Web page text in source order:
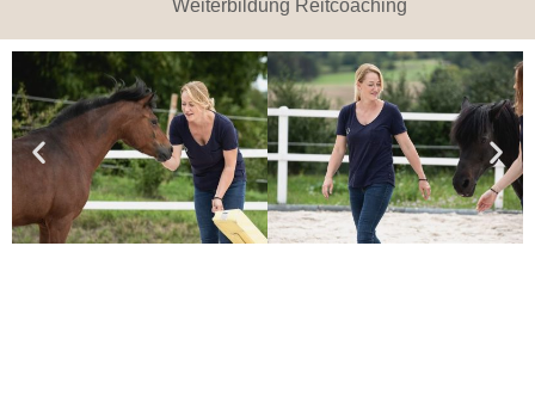
Weiterbildung Reitcoaching